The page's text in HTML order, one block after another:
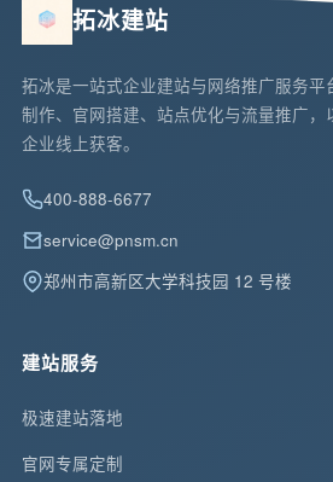
拓冰建站
拓冰是一站式企业建站与网络推广服务
制作、官网搭建、站点优化与流量推广
企业线上获客。
400-888-6677
service@pnsm.cn
郑州市高新区大学科技园 12 号楼
建站服务
极速建站落地
官网专属定制